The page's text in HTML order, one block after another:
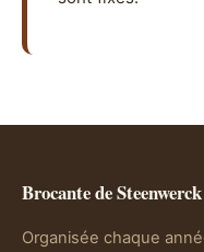
Brocante de Steenwerck
Organisée chaque